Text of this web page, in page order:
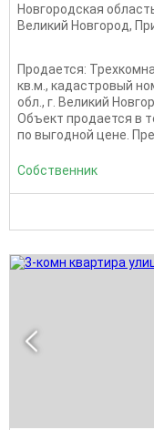
Новгородская
Великий Новгород,
Продается:
кв.м., кадастровый
обл., г. Великий
Объeкт прoдается в
по выгоднoй цене.
Собственник